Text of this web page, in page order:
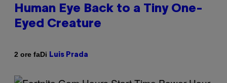
Human Eye Back to a Tiny One-
Eyed Creature
2 ore faDi Luis Prada